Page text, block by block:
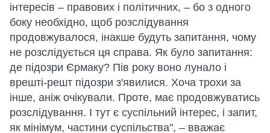
інтересів – правових і політичних, – бо з одного
боку необхідно, щоб розслідування
продовжувалося, інакше будуть запитання, чому
не розслідується ця справа. Як було запитання:
де підозри Єрмаку? Пів року воно лунало і
врешті-решт підозри з'явилися. Хоча трохи за
інше, аніж очікували. Проте, має продовжуватись
розслідування. І тут є суспільний інтерес, і запит,
як мінімум, частини суспільства", – вважає